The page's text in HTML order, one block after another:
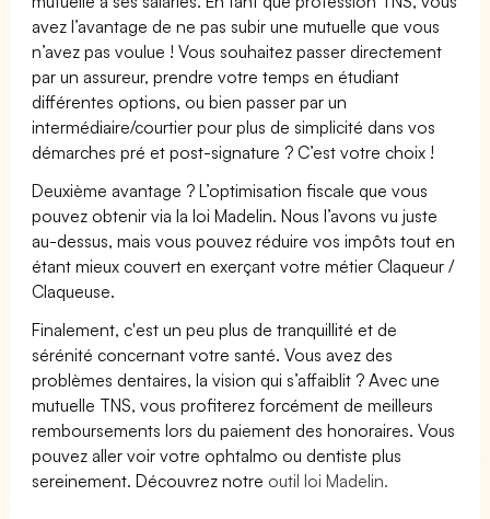
avez l’avantage de ne pas subir une mutuelle que vous
n’avez pas voulue ! Vous souhaitez passer directement
par un assureur, prendre votre temps en étudiant
différentes options, ou bien passer par un
intermédiaire/courtier pour plus de simplicité dans vos
démarches pré et post-signature ? C’est votre choix !
Deuxième avantage ? L’optimisation fiscale que vous
pouvez obtenir via la loi Madelin. Nous l’avons vu juste
au-dessus, mais vous pouvez réduire vos impôts tout en
étant mieux couvert en exerçant votre métier Claqueur /
Claqueuse.
Finalement, c'est un peu plus de tranquillité et de
sérénité concernant votre santé. Vous avez des
problèmes dentaires, la vision qui s’affaiblit ? Avec une
mutuelle TNS, vous profiterez forcément de meilleurs
remboursements lors du paiement des honoraires. Vous
pouvez aller voir votre ophtalmo ou dentiste plus
sereinement. Découvrez notre outil loi Madelin.